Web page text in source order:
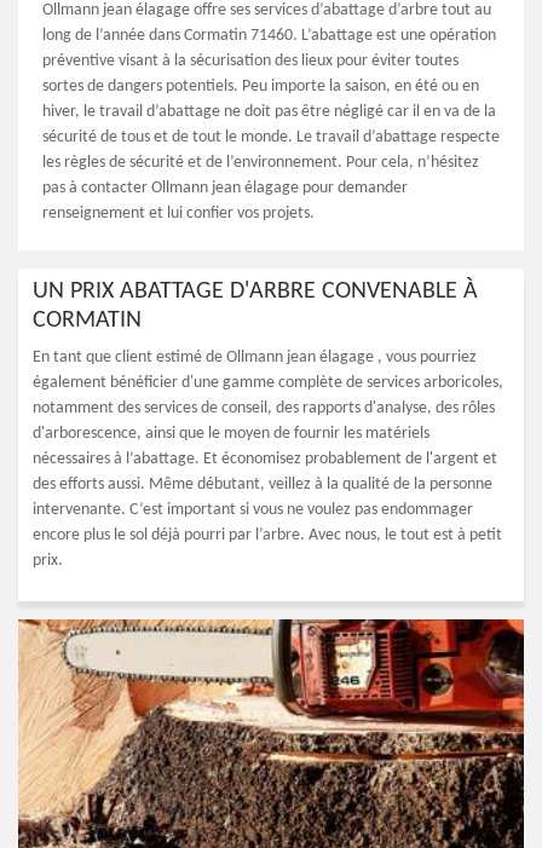
Ollmann jean élagage offre ses services d’abattage d’arbre tout au
long de l’année dans Cormatin 71460. L’abattage est une opération
préventive visant à la sécurisation des lieux pour éviter toutes
sortes de dangers potentiels. Peu importe la saison, en été ou en
hiver, le travail d’abattage ne doit pas être négligé car il en va de la
sécurité de tous et de tout le monde. Le travail d’abattage respecte
les règles de sécurité et de l’environnement. Pour cela, n’hésitez
pas à contacter Ollmann jean élagage pour demander
renseignement et lui confier vos projets.
UN PRIX ABATTAGE D'ARBRE CONVENABLE À
CORMATIN
En tant que client estimé de Ollmann jean élagage , vous pourriez
également bénéficier d'une gamme complète de services arboricoles,
notamment des services de conseil, des rapports d'analyse, des rôles
d'arborescence, ainsi que le moyen de fournir les matériels
nécessaires à l’abattage. Et économisez probablement de l'argent et
des efforts aussi. Même débutant, veillez à la qualité de la personne
intervenante. C’est important si vous ne voulez pas endommager
encore plus le sol déjà pourri par l’arbre. Avec nous, le tout est à petit
prix.